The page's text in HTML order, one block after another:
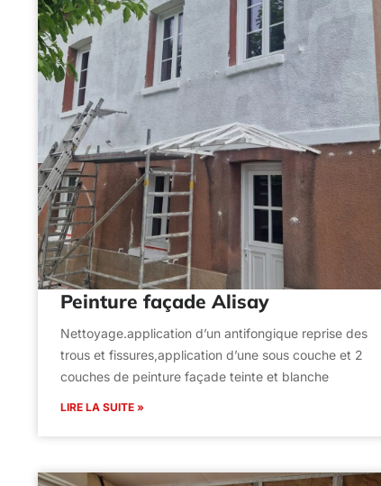
Peinture façade Alisay
Nettoyage.application d’un antifongique reprise des
trous et fissures,application d’une sous couche et 2
couches de peinture façade teinte et blanche
LIRE LA SUITE »